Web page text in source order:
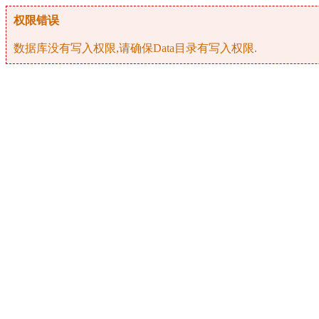
权限错误
数据库没有写入权限,请确保Data目录有写入权限.